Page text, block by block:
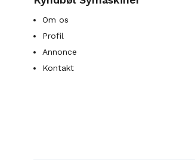
Om os
Profil
Annonce
Kontakt